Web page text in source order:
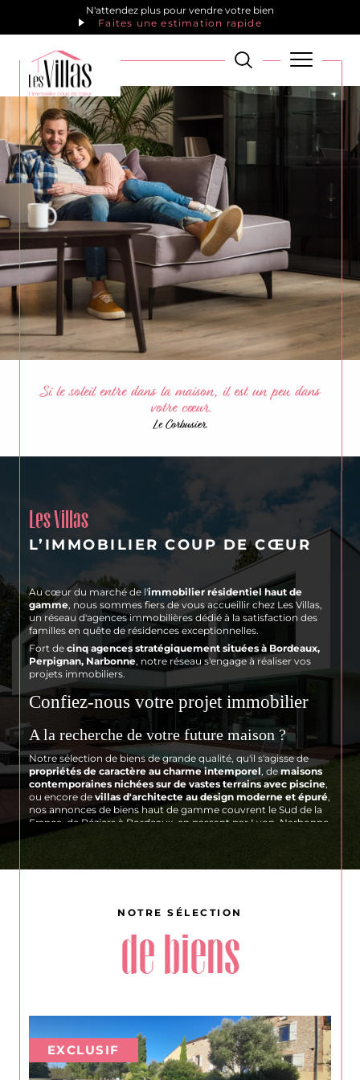
N'attendez plus pour vendre votre bien
Faites une estimation rapide
Si le soleil entre dans la maison, il est un peu dans
votre cœur.
Le Corbusier.
Les Villas
L’IMMOBILIER COUP DE CŒUR
Au cœur du marché de l'immobilier résidentiel haut de
gamme, nous sommes fiers de vous accueillir chez Les Villas,
un réseau d'agences immobilières dédié à la satisfaction des
familles en quête de résidences exceptionnelles.
Fort de cinq agences stratégiquement situées à Bordeaux,
Perpignan, Narbonne, notre réseau s'engage à réaliser vos
projets immobiliers.
Confiez-nous votre projet immobilier
A la recherche de votre future maison ?
Notre sélection de biens de grande qualité, qu'il s'agisse de
propriétés de caractère au charme intemporel , de maisons
contemporaines nichées sur de vastes terrains avec piscine,
ou encore de villas d'architecte au design moderne et épuré,
nos annonces de biens haut de gamme couvrent le Sud de la
France, de Béziers à Bordeaux, en passant par Lyon, Narbonne
et Perpignan.
Vous souhaitez vendre votre bien ?
équipe de professionnels dévoués mettra en avant les atouts
De plus, notre service d'estimation immobilière vous donnera
une vision claire et précise de la
valeur de votre bien
Des experts de l'immobilier de prestige
à vos côtés
NOTRE SÉLECTION
de biens
EXCLUSIF